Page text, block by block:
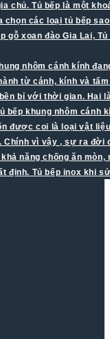
chủ. Tủ bếp là một
các loại tủ bếp
gỗ xoan đào Gia Lai,
nhôm cánh kính
từ cánh, kính và
bỉ với thời gian. Hai
bếp khung nhôm cánh
được coi là loại vật
Chính vì vậy , sự ra
khả năng chống ăn
định. Tủ bếp inox khi